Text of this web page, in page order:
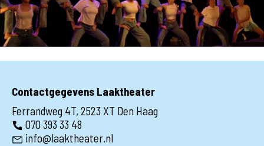
Contactgegevens Laaktheater
Ferrandweg 4T, 2523 XT Den Haag
070 393 33 48
info@laaktheater.nl